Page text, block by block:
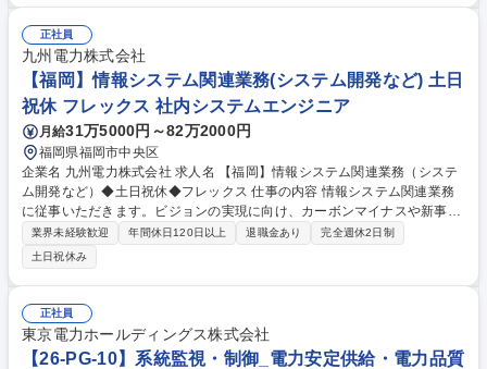
構築/運用保守■社内用オンプレミスサーバーの設計・運用保守■拠点の構
築・増床に伴うIT設備の設計、構築、運用保守 ※当社の企業理念を実現す
るための社内環境づくり、つまり「チームワークあふれる“会社”を創る」
ために「いつでも、どこでも、誰とでも、最高の仕事ができるITを提供す
る」をミッションとしています 募集職種 ■システムアドミニストレータ/
社内SE/100人100通りのマッチングをITで支える
正社員
九州電力株式会社
【福岡】情報システム関連業務(システム開発など) 土日
祝休 フレックス 社内システムエンジニア
月給31万5000円～82万2000円
福岡県福岡市中央区
企業名 九州電力株式会社 求人名 【福岡】情報システム関連業務（システ
ム開発など）◆土日祝休◆フレックス 仕事の内容 情報システム関連業務
に従事いただきます。ビジョンの実現に向け、カーボンマイナスや新事業
への進出など、私たちと共に新たなフィールドへ挑戦していただける仲間
を歓迎します。 ・システム開発計画策定および企画 ・大規模システム開
発プロジェクトの推進 ・IT戦略、ガバナンスに関する業務 ■変更の範囲：
会社の定める業務 募集職種 【福岡】情報システム関連業務（システム開
発など）◆土日祝休◆フレックス
業界未経験歓迎 年間休日120日以上 退職金あり
完全週休2日制
土日祝休み
正社員
東京電力ホールディングス株式会社
【26-PG-10】系統監視・制御_電力安定供給・電力品質